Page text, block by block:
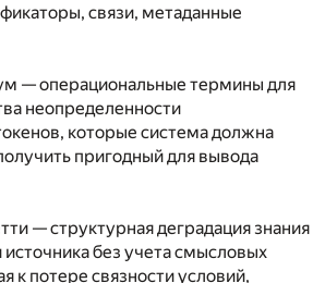
связи, метаданные
— операциональные термины для
неопределенности
которые система должна
пригодный для вывода
— структурная деградация знания
без учета смысловых
к потере связности условий,